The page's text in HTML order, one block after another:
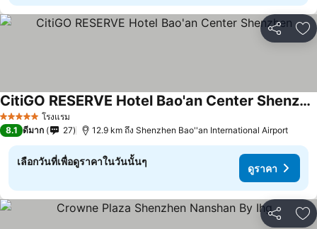
แชร์ เ
5 ดาว โรงแรม
CitiGO RESERVE Hotel Bao'an Center Shenzhen
ดูราคา
8.1 ดีมาก 27 12.9 km ถึง Shenzhen Bao''an International Airport
เลือกวันที่เพื่อดูราคาในวันนั้นๆ
ดูราคา
แชร์ เ